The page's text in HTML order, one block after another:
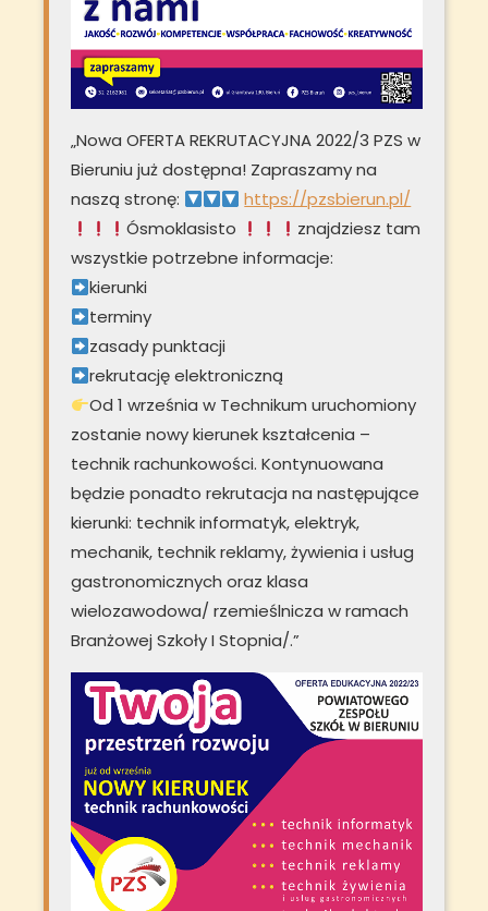
„Nowa OFERTA REKRUTACYJNA 2022/3 PZS w
Bieruniu już dostępna! Zapraszamy na
naszą stronę:
https://pzsbierun.pl/
Ósmoklasisto
znajdziesz tam
wszystkie potrzebne informacje:
kierunki
terminy
zasady punktacji
rekrutację elektroniczną
Od 1 września w Technikum uruchomiony
zostanie nowy kierunek kształcenia –
technik rachunkowości. Kontynuowana
będzie ponadto rekrutacja na następujące
kierunki: technik informatyk, elektryk,
mechanik, technik reklamy, żywienia i usług
gastronomicznych oraz klasa
wielozawodowa/ rzemieślnicza w ramach
Branżowej Szkoły I Stopnia/.”